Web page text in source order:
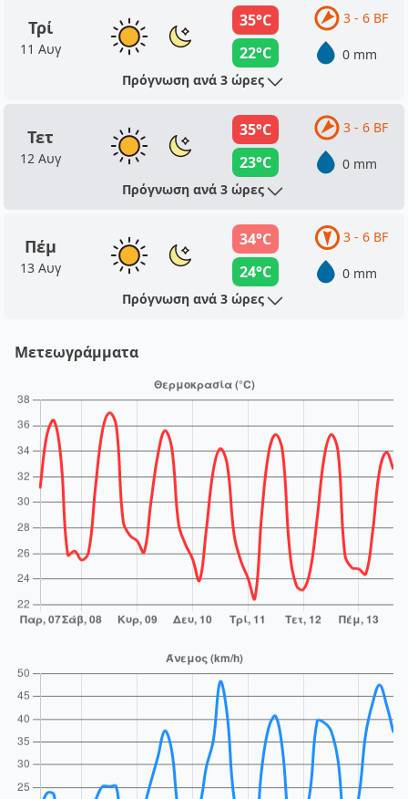
Τρί
11 Αυγ
35°C
22°C
3 - 6 BF
0 mm
Πρόγνωση ανά 3 ώρες
Τετ
12 Αυγ
35°C
23°C
3 - 6 BF
0 mm
Πρόγνωση ανά 3 ώρες
Πέμ
13 Αυγ
34°C
24°C
3 - 6 BF
0 mm
Πρόγνωση ανά 3 ώρες
Μετεωγράμματα